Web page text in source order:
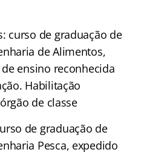
curso de graduação de
de Alimentos,
ensino reconhecida
Habilitação
de classe
de graduação de
Pesca, expedido